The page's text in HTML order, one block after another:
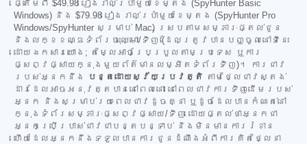
ផ្តើមពី $49.98 រៀងរាល់ប្រាំមួយខែម្តង (SpyHunter Basic
Windows) និង $79.98 រៀងរាល់ប្រាំមួយខែម្តង (SpyHunter Pro
Windows/SpyHunter សម្រាប់ Mac) ស្របតាមសម្ភារៈផ្តល់ជូន
និងលក្ខខណ្ឌទំព័រចុះឈ្មោះ/ទិញ (ដែលត្រូវបានបញ្ចូលនៅទីនេះ
ដោយឯកសារយោង; តម្លៃអាចប្រែប្រួលតាមប្រទេស ឬការ
ផ្សព្វផ្សាយក្នុងមួយព័ត៌មានលម្អិតទំព័រទិញ)។ ការជាវ
របស់អ្នកនឹង
បន្តដោយស្វ័យប្រវត្តិ តាមថ្លៃជាវស្តង់
ដារដែលអាចអនុវត្តបាននៅពេលនោះ នៅពេលជាវការទិញដើមរបស់
អ្នក និងសម្រាប់រយៈពេលជាវដូចគ្នា ឬដូចដែលបានកំណត់នៅ
ក្នុងទំព័រសម្ភារៈផ្សព្វផ្សាយ/ទិញ ដោយផ្តល់ថាអ្នកជា
អ្នកប្រើប្រាស់ជាវជាបន្តបន្ទាប់ និងមិនមានការរំខាន
ហើយដែលអ្នកនឹងទទួលបានការជូនដំណឹងអំពីការគិតថ្លៃនា